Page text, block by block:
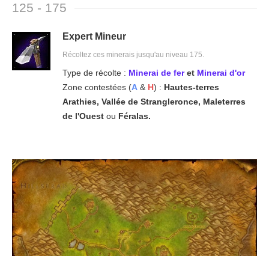
125 - 175
Expert Mineur
Récoltez ces minerais jusqu'au niveau 175.
Type de récolte : Minerai de feret Minerai d'or
Zone contestées (A& H) : Hautes-terres
Arathies, Vallée de Strangleronce, Maleterres
de l'Ouest ou Féralas.